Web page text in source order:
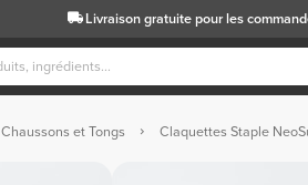
Livraison gratuitepour les
Chaussons et Tongs Claquettes Staple